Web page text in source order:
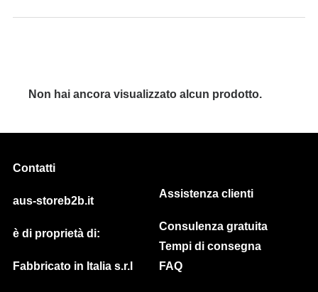
Non hai ancora visualizzato alcun prodotto.
Contatti
aus-storeb2b.it
è di proprietà di:
Fabbricato in Italia s.r.l
Assistenza clienti
Consulenza gratuita
Tempi di consegna
FAQ